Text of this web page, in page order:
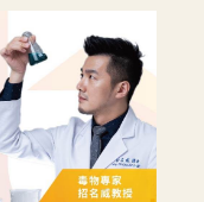
睛乾澀，結膜沒有紅，
就可以使用枸杞、蓮
顯著。